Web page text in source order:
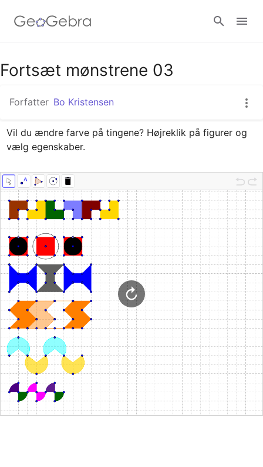
Google Classroom
GeoGebra Classroom
Fortsæt mønstrene 03
Forfatter Bo Kristensen
Vil du ændre farve på tingene? Højreklik på figurer og
vælg egenskaber.